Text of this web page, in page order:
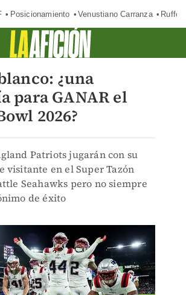
Posicionamiento Venustiano Carranza Ruffo
¿una
para GANAR el
2026?
Patriots jugarán con su
visitante en el Super Tazón
Seahawks pero no siempre
de éxito